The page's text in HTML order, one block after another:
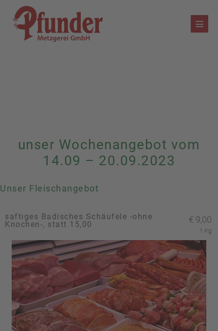
Inhalt
springen
unser Wochenangebot vom
14.09 – 20.09.2023
Unser Fleischangebot
saftiges Badisches Schäufele -ohne
Knochen-, statt 15,00
€ 9,00
1 Kg